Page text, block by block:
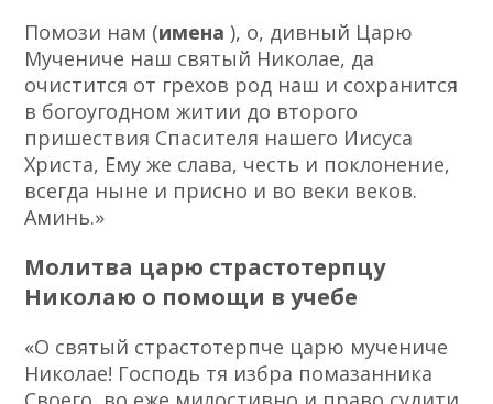
Помози нам (имена), о, дивный Царю
Мучениче наш святый Николае, да
очистится от грехов род наш и сохранится
в богоугодном житии до второго
пришествия Спасителя нашего Иисуса
Христа, Ему же слава, честь и поклонение,
всегда ныне и присно и во веки веков.
Аминь.»
Молитва царю страстотерпцу
Николаю о помощи в учебе
«О святый страстотерпче царю мучениче
Николае! Господь тя избра помазанника